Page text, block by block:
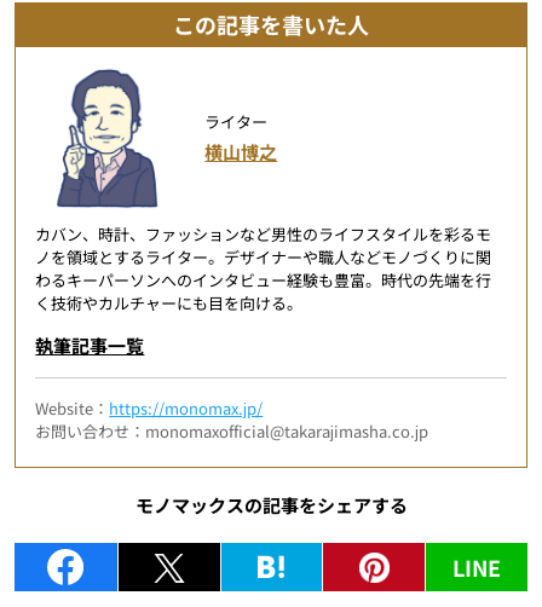
この記事を書いた人
ライター
横山博之
カバン、時計、ファッションなど男性のライフスタイルを彩るモ
ノを領域とするライター。デザイナーや職人などモノづくりに関
わるキーパーソンへのインタビュー経験も豊富。時代の先端を行
く技術やカルチャーにも目を向ける。
執筆記事一覧
Website： https://monomax.jp/
お問い合わせ：monomaxofficial@takarajimasha.co.jp
モノマックスの記事をシェアする
LINE